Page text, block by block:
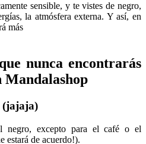
sensible, y te vistes de negro,
la atmósfera externa. Y así, en
más
nunca encontrarás
(jajaja)
negro, excepto para el café o el
estará de acuerdo!).